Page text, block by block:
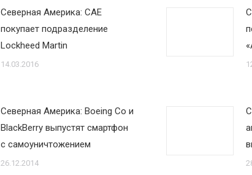
Северная Америка: CAE
покупает подразделение
Lockheed Martin
14.03.2016
Северная Америка: Boeing Со и
BlackBerry выпустят смартфон
с самоуничтожением
26.12.2014